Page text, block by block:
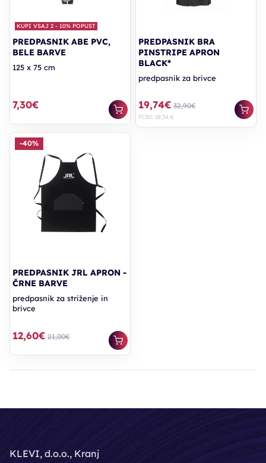
KUPI VSAJ 2 - 10% POPUST
PREDPASNIK ABE PVC,
BELE BARVE
125 x 75 cm
7,30€
PREDPASNIK BRA
PINSTRIPE APRON
BLACK*
predpasnik za brivce
19,74€ 32,90€
PC30: 18,54 €
-40%
PREDPASNIK JRL APRON -
ČRNE BARVE
predpasnik za striženje in
brivce
12,60€ 21,00€
KLEVI, d.o.o., Kranj